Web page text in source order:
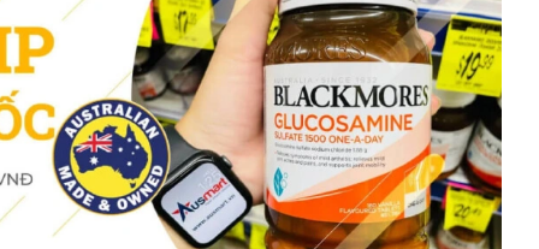
Úc chính hãng
Pty Ltd (Australia)
0902.571.389
phẩm Lily Huỳnh Đã duyệt nội dung